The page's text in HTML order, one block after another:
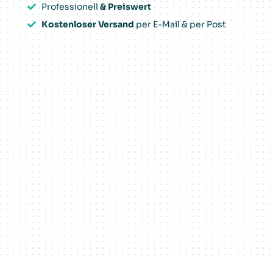
Professionell & Preiswert
Kostenloser Versandper E-Mail & per Post